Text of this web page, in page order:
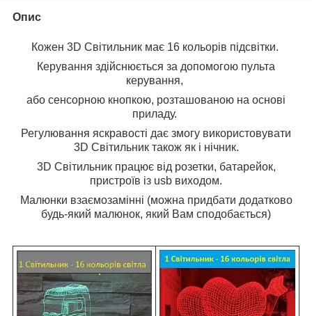
Опис
Кожен 3D Світильник має 16 кольорів підсвітки.
Керування здійснюється за допомогою пульта
керування,
або сенсорною кнопкою, розташованою на основі
приладу.
Регулювання яскравості дає змогу використовувати
3D Світильник також як і нічник.
3D Світильник працює від розетки, батарейок,
пристроїв із usb виходом.
Малюнки взаємозамінні (можна придбати додатково
будь-який малюнок, який Вам сподобається)